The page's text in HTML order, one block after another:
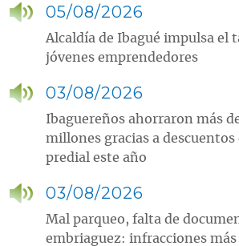
05/08/2026
Alcaldía de Ibagué impulsa el
jóvenes emprendedores
03/08/2026
Ibaguereños ahorraron más
millones gracias a
predial este año
03/08/2026
Mal parqueo, falta de
embriaguez: infracciones más